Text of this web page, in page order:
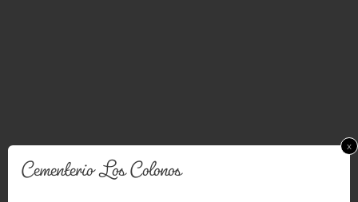
Cementerio Los Colonos
x